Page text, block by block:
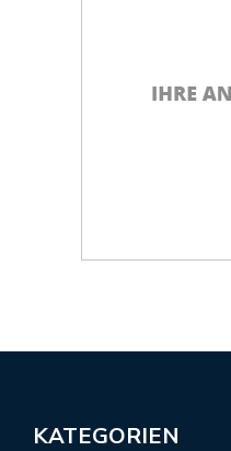
KATEGORIEN